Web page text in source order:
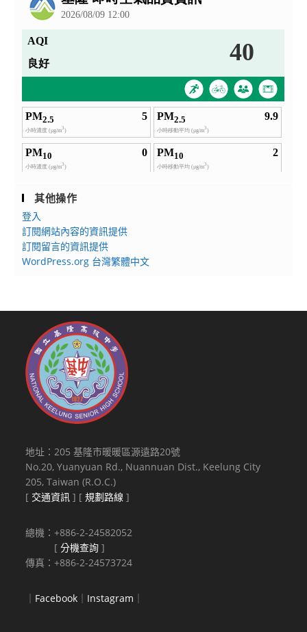
其他操作
登入
訂閱網站內容的資訊提供
訂閱留言的資訊提供
WordPress.org 台灣繁體中文
地址：205 基隆市暖暖區源遠路20號
No.20, Yuanyuan Rd., Nuannuan Dist., Keelung City
205, Taiwan (R.O.C.)
[ 交通資訊 ] [規劃路線 ]
總機：+886-2-24582052
[分機查詢 ]
傳真：+886-2-24573724
｜ Facebook ｜ Instagram ｜